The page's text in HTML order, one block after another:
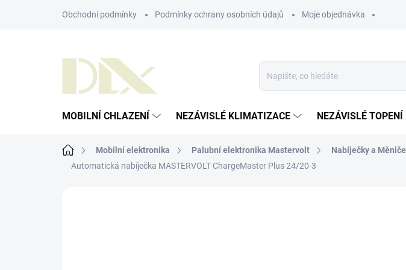
Obchodní podmínky Podmínky ochrany osobních údajů Moje objednávka
MOBILNÍ CHLAZENÍ NEZÁVISLÉ KLIMATIZACE NEZÁVISLÉ TOPENÍ
Domů Mobilní elektronika Palubní elektronika Mastervolt Nabíječky a Měniče
Automatická nabíječka MASTERVOLT ChargeMaster Plus 24/20-3